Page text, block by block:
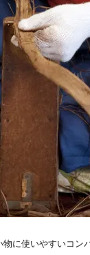
に使いやすいコ